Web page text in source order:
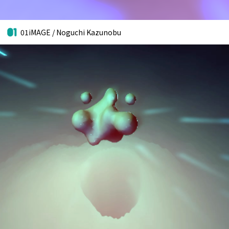
01iMAGE / Noguchi Kazunobu